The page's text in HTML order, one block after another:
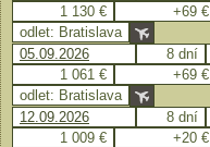
1 130 €
+69 €
odlet: Bratislava
05.09.2026
8 dní
1 061 €
+69 €
odlet: Bratislava
12.09.2026
8 dní
1 009 €
+20 €